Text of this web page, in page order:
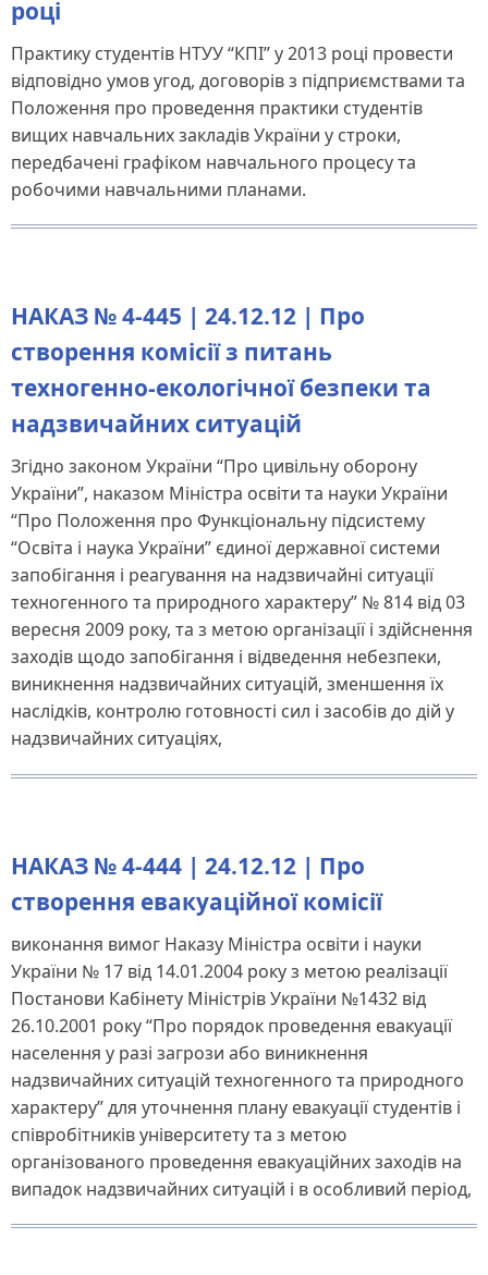
році
Практику студентів НТУУ “КПІ” у 2013 році провести
відповідно умов угод, договорів з підприємствами та
Положення про проведення практики студентів
вищих навчальних закладів України у строки,
передбачені графіком навчального процесу та
робочими навчальними планами.
НАКАЗ № 4-445 | 24.12.12 | Про
створення комісії з питань
техногенно-екологічної безпеки та
надзвичайних ситуацій
Згідно законом України “Про цивільну оборону
України”, наказом Міністра освіти та науки України
“Про Положення про Функціональну підсистему
“Освіта і наука України” єдиної державної системи
запобігання і реагування на надзвичайні ситуації
техногенного та природного характеру” № 814 від 03
вересня 2009 року, та з метою організації і здійснення
заходів щодо запобігання і відведення небезпеки,
виникнення надзвичайних ситуацій, зменшення їх
наслідків, контролю готовності сил і засобів до дій у
надзвичайних ситуаціях,
НАКАЗ № 4-444 | 24.12.12 | Про
створення евакуаційної комісії
виконання вимог Наказу Міністра освіти і науки
України № 17 від 14.01.2004 року з метою реалізації
Постанови Кабінету Міністрів України №1432 від
26.10.2001 року “Про порядок проведення евакуації
населення у разі загрози або виникнення
надзвичайних ситуацій техногенного та природного
характеру” для уточнення плану евакуації студентів і
співробітників університету та з метою
організованого проведення евакуаційних заходів на
випадок надзвичайних ситуацій і в особливий період,